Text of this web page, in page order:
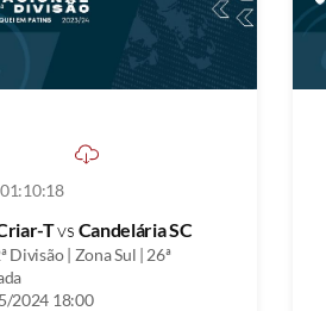
01:10:18
Tvs Candelária SC
Divisão | Zona Sul | 26ª
2024 18:00